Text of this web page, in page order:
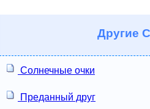
Другие
Солнечные очки
Преданный друг